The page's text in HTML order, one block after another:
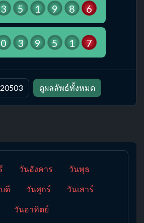
3 5 1 9 8 6
0 3 9 5 1 7
ดูผลลัพธ์ทั้งหมด
วันอังคาร วันพุธ
ดี วันศุกร์ วันเสาร์
วันอาทิตย์